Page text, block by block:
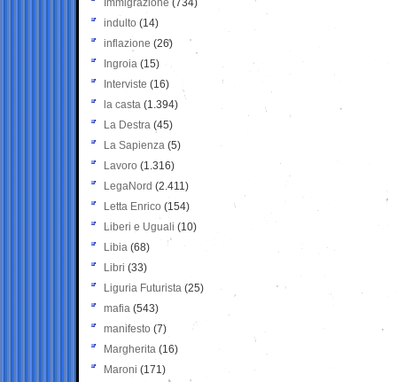
Immigrazione (734)
indulto (14)
inflazione (26)
Ingroia (15)
Interviste (16)
la casta (1.394)
La Destra (45)
La Sapienza (5)
Lavoro (1.316)
LegaNord (2.411)
Letta Enrico (154)
Liberi e Uguali (10)
Libia (68)
Libri (33)
Liguria Futurista (25)
mafia (543)
manifesto (7)
Margherita (16)
Maroni (171)